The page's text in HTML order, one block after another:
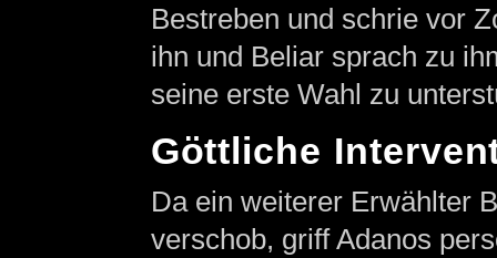
Bestreben und schrie vor
ihn und Beliar sprach zu
seine erste Wahl zu
Göttliche
Da ein weiterer Erwählter
verschob, griff Adanos